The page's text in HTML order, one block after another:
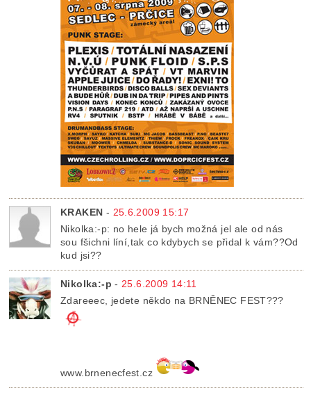
KRAKEN - 25.6.2009 15:17
Nikolka:-p: no hele já bych možná jel ale od nás
sou fšichni líní,tak co kdybych se přidal k vám??Od
kud jsi??
Nikolka:-p -25.6.2009 14:11
Zdareeec, jedete někdo na BRNĚNEC FEST???
www.brnenecfest.cz